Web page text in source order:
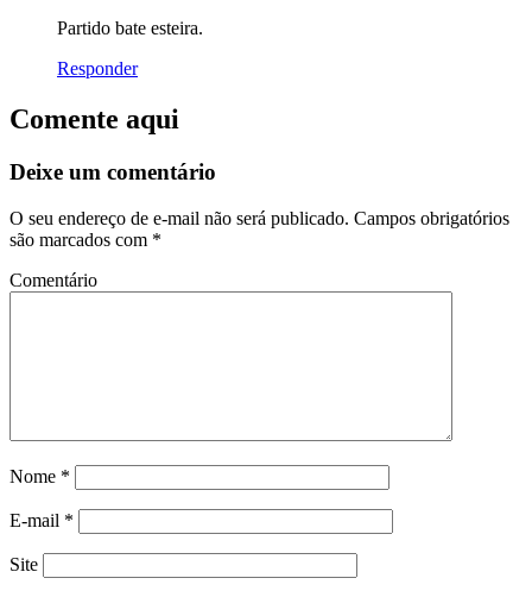
Partido bate esteira.
Responder
Comente aqui
Deixe um comentário
O seu endereço de e-mail não será publicado. Campos obrigatórios
são marcados com *
Comentário
Nome *
E-mail *
Site